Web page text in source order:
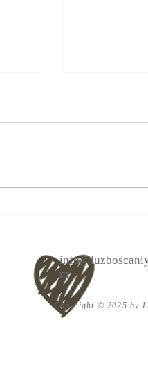
m
Copyright © 2025 by